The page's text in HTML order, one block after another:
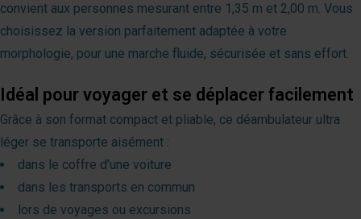
convient aux personnes mesurant entre 1,35 m et 2,00 m. Vous
choisissez la version parfaitement adaptée à votre
morphologie, pour une marche fluide, sécurisée et sans effort.
Idéal pour voyager et se déplacer facilement
Grâce à son format compact et pliable, ce déambulateur ultra
léger se transporte aisément :
dans le coffre d’une voiture
dans les transports en commun
lors de voyages ou excursions